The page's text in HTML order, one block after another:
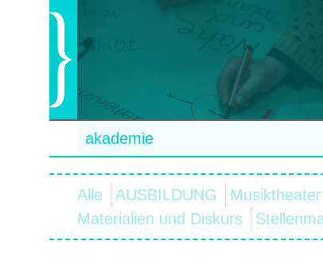
akademie
Alle AUSBILDUNG Musiktheater
Materialien und Diskurs